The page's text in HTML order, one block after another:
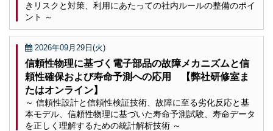
きリスクと対策、利用にあたっての社内ルールの整備のポイ
ント ～
2026年09月29日(火)
信頼性物理に基づく電子部品の故障メカニズムと信
頼性確保および寿命予測への応用 【弊社研修室ま
たはオンライン】
～ 信頼性設計と信頼性検証技術、故障に至る劣化反応と基
本モデル、信頼性物理に基づいた寿命予測試験、寿命データ
を正しく理解するための統計解析技術 ～